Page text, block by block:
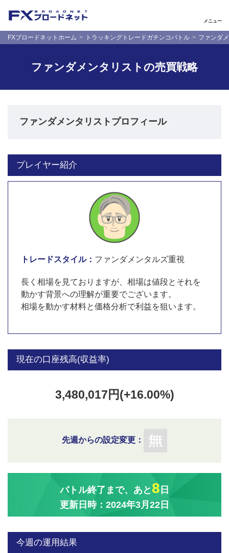
メニュー
FXブロードネットホーム トラッキングトレードガチンコバトル ファンダ
ファンダメンタリストの売買戦略
ファンダメンタリストプロフィール
プレイヤー紹介
トレードスタイル： ファンダメンタルズ重視
長く相場を見ておりますが、相場は値段とそれを
動かす背景への理解が重要でございます。
相場を動かす材料と価格分析で利益を狙います。
現在の口座残高(収益率)
3,480,017円(+16.00%)
先週からの設定変更：
バトル終了まで、あと 8 日
更新日時：2024年3月22日
今週の運用結果